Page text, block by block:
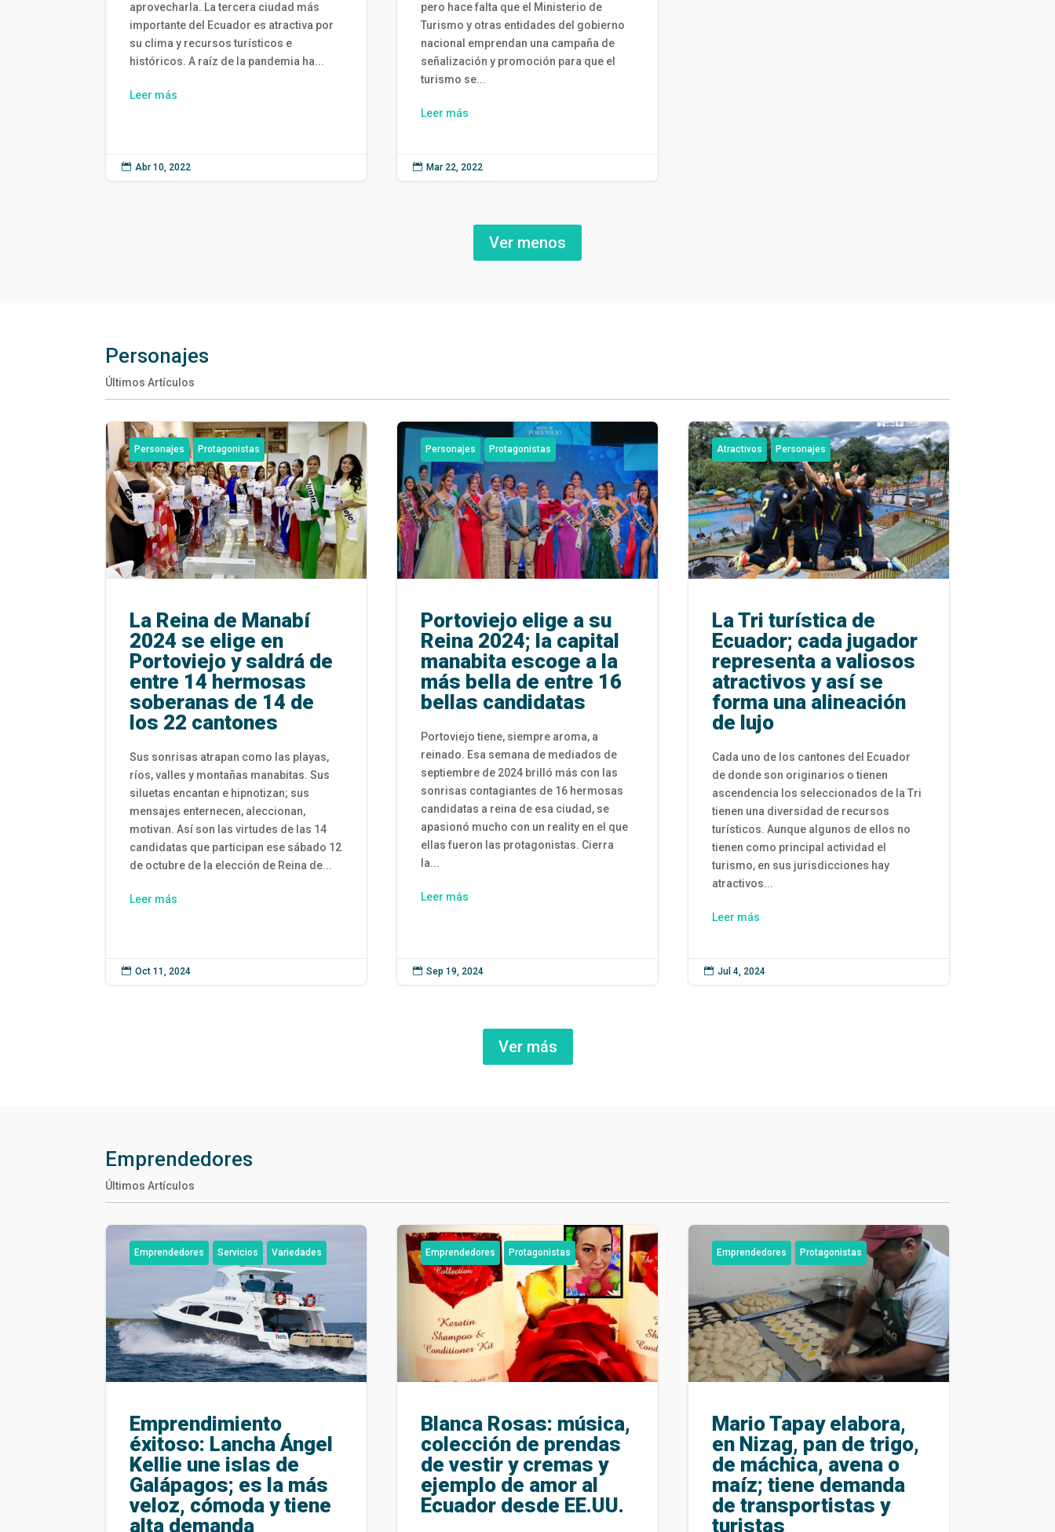
aprovecharla. La tercera ciudad más
importante del Ecuador es atractiva por
su clima y recursos turísticos e
históricos. A raíz de la pandemia ha...
Leer más
 Abr 10, 2022
pero hace falta que el Ministerio de
Turismo y otras entidades del gobierno
nacional emprendan una campaña de
señalización y promoción para que el
turismo se...
Leer más
 Mar 22, 2022
Ver menos
Personajes
Últimos Artículos
Personajes Protagonistas
La Reina de Manabí
2024 se elige en
Portoviejo y saldrá de
entre 14 hermosas
soberanas de 14 de
los 22 cantones
Sus sonrisas atrapan como las playas,
ríos, valles y montañas manabitas. Sus
siluetas encantan e hipnotizan; sus
mensajes enternecen, aleccionan,
motivan. Así son las virtudes de las 14
candidatas que participan ese sábado 12
de octubre de la elección de Reina de...
Leer más
 Oct 11, 2024
Personajes Protagonistas
Portoviejo elige a su
Reina 2024; la capital
manabita escoge a la
más bella de entre 16
bellas candidatas
Portoviejo tiene, siempre aroma, a
reinado. Esa semana de mediados de
septiembre de 2024 brilló más con las
sonrisas contagiantes de 16 hermosas
candidatas a reina de esa ciudad, se
apasionó mucho con un reality en el que
ellas fueron las protagonistas. Cierra
la...
Leer más
 Sep 19, 2024
Atractivos Personajes
La Tri turística de
Ecuador; cada jugador
representa a valiosos
atractivos y así se
forma una alineación
de lujo
Cada uno de los cantones del Ecuador
de donde son originarios o tienen
ascendencia los seleccionados de la Tri
tienen una diversidad de recursos
turísticos. Aunque algunos de ellos no
tienen como principal actividad el
turismo, en sus jurisdicciones hay
atractivos...
Leer más
 Jul 4, 2024
Ver más
Emprendedores
Últimos Artículos
Emprendedores Servicios Variedades
Emprendimiento
éxitoso: Lancha Ángel
Kellie une islas de
Galápagos; es la más
veloz, cómoda y tiene
alta demanda
Emprendedores Protagonistas
Blanca Rosas: música,
colección de prendas
de vestir y cremas y
ejemplo de amor al
Ecuador desde EE.UU.
Emprendedores Protagonistas
Mario Tapay elabora,
en Nizag, pan de trigo,
de máchica, avena o
maíz; tiene demanda
de transportistas y
turistas